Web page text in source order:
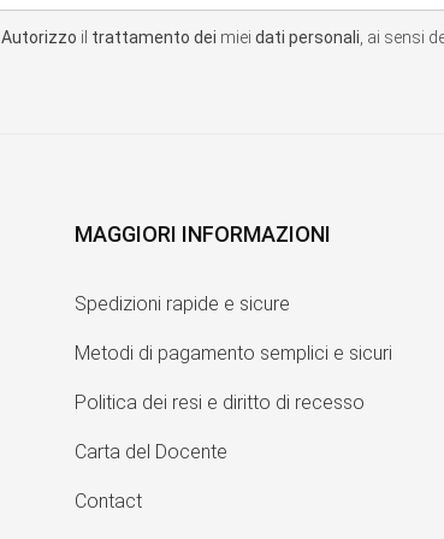
Autorizzo il trattamento dei miei dati personali , ai sensi
MAGGIORI INFORMAZIONI
Spedizioni rapide e sicure
Metodi di pagamento semplici e sicuri
Politica dei resi e diritto di recesso
Carta del Docente
Contact